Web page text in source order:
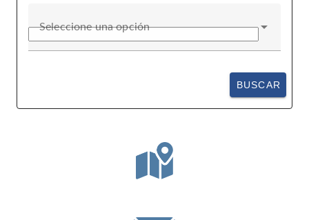
Seleccione una opción
BUSCAR